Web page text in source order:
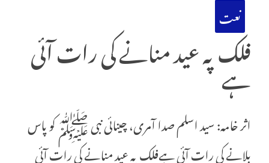
نعت
فلک پہ عید منانے کی رات آئی
ہے
اثر خامہ: سید اسلم صدا آمری، چینائی نبی ﷺ کو پاس
بلانے کی رات آئی ہےفلک پہ عید منانے کی رات آئی